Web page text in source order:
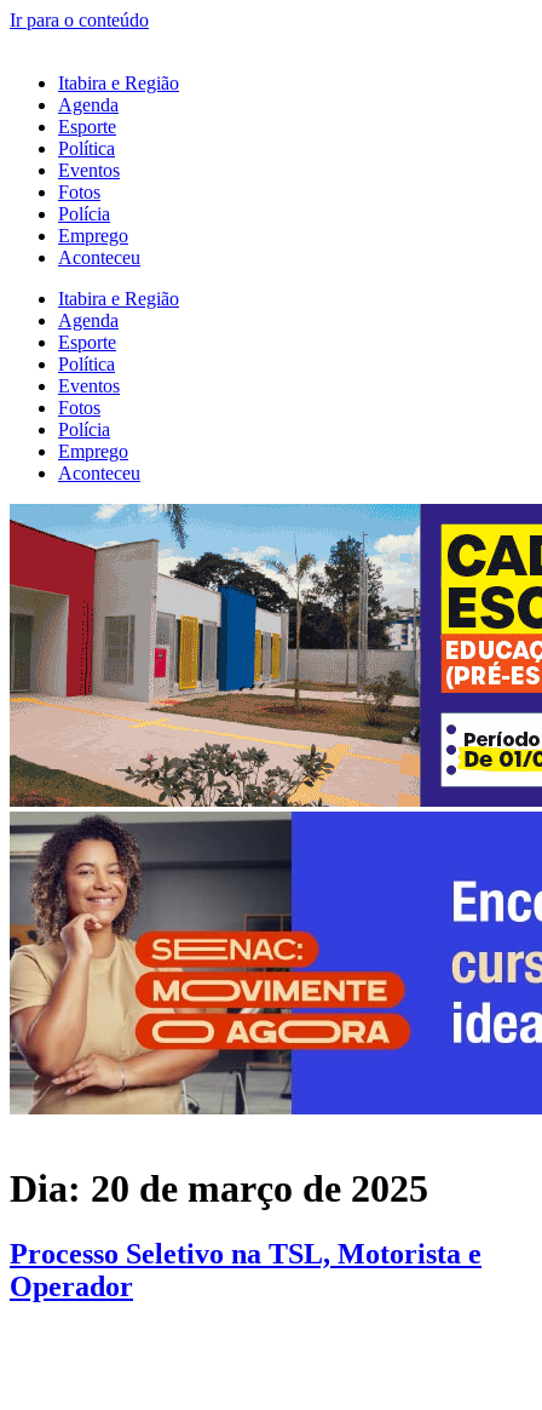
Ir para o conteúdo
Itabira e Região
Agenda
Esporte
Política
Eventos
Fotos
Polícia
Emprego
Aconteceu
Itabira e Região
Agenda
Esporte
Política
Eventos
Fotos
Polícia
Emprego
Aconteceu
Dia: 20 de março de 2025
Processo Seletivo na TSL, Motorista e
Operador